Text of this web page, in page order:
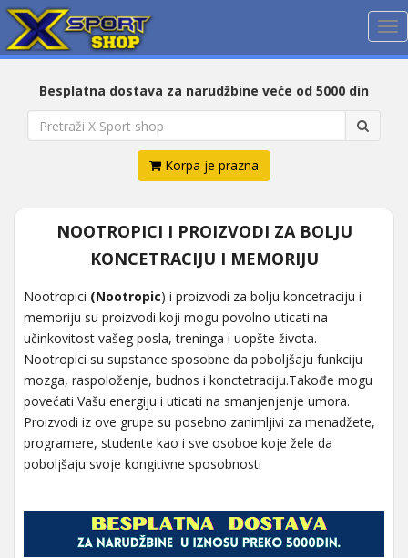
Besplatna dostava za narudžbine veće od 5000 din
Korpa je prazna
NOOTROPICI I PROIZVODI ZA BOLJU
KONCETRACIJU I MEMORIJU
Nootropici (Nootropic) i proizvodi za bolju koncetraciju i
memoriju su proizvodi koji mogu povolno uticati na
učinkovitost vašeg posla, treninga i uopšte života.
Nootropici su supstance sposobne da poboljšaju funkciju
mozga, raspoloženje, budnos i konctetraciju.Takođe mogu
povećati Vašu energiju i uticati na smanjenjenje umora.
Proizvodi iz ove grupe su posebno zanimljivi za menadžete,
programere, studente kao i sve osoboe koje žele da
poboljšaju svoje kongitivne sposobnosti